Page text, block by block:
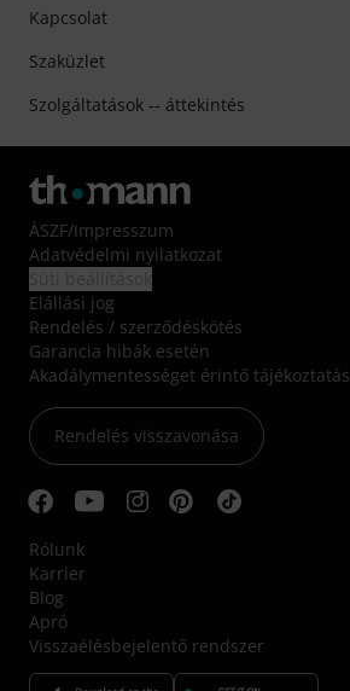
Kapcsolat
Szaküzlet
Szolgáltatások -- áttekintés
ÁSZF/Impresszum
Adatvédelmi nyilatkozat
Elállási jog
Rendelés / szerződéskötés
Garancia hibák esetén
Akadálymentességet érintő tájékoztatás
Rendelés visszavonása
Rólunk
Karrier
Blog
Apró
Visszaélésbejelentő rendszer